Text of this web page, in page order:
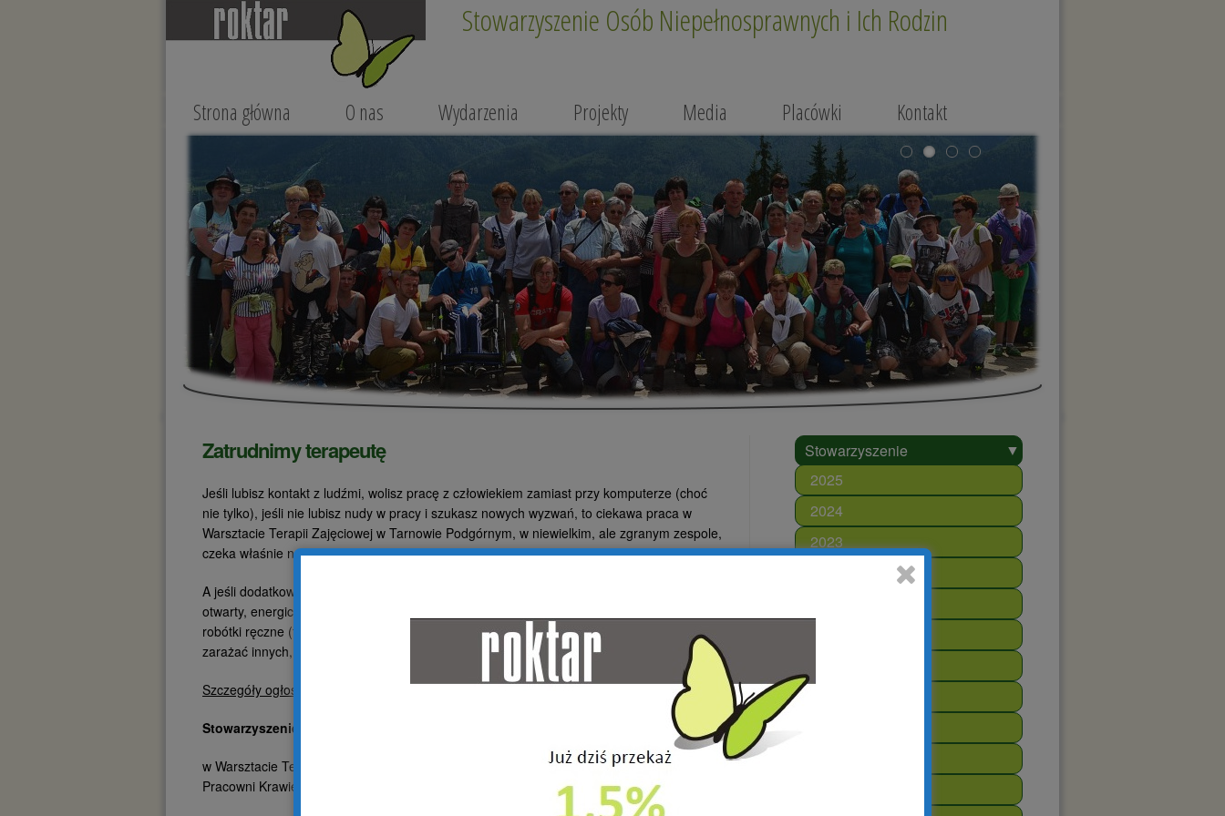
Stowarzyszenie Osób Niepełnosprawnych i Ich Rodzin
Strona główna O nas Wydarzenia Projekty Media Placówki Kontakt
Zatrudnimy terapeutę
Jeśli lubisz kontakt z ludźmi, wolisz pracę z człowiekiem zamiast przy komputerze (choć
nie tylko), jeśli nie lubisz nudy w pracy i szukasz nowych wyzwań, to ciekawa praca w
Warsztacie Terapii Zajęciowej w Tarnowie Podgórnym, w niewielkim, ale zgranym zespole,
czeka właśnie na Ciebie!
A jeśli dodatkowo jesteś terapeutą/pedagogiem/psychologiem, do tego jesteś kreatywny,
otwarty, energiczny, pracowity, lubisz wyzwania i masz krawieckie zainteresowania, lubisz
robótki ręczne (tkać, szydełkować, haftować) czy szyć na maszynie i chcesz swoją pasja
zarażać innych, właśnie ta praca czeka na CIEBIE.
Szczegóły ogłoszenia:
Stowarzyszenie zatrudni Terapeutę Zajęciowego
w Warsztacie Terapii Zajęciowej w Tarnowie Podgórnym do prowadzenia zajęć w
Pracowni Krawiecko – Artystycznej
▼
Stowarzyszenie
2025
2024
2023